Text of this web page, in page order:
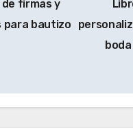
de firmas y
para bautizo